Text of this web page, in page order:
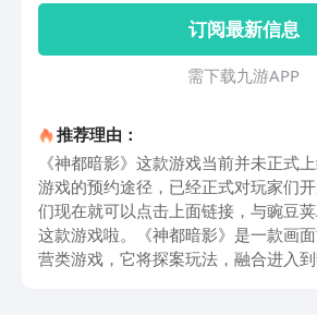
订阅最新信息
需 下 载 九 游 A P P
推荐理由：
《神都暗影》这款游戏当前并未正式
游戏的预约途径，已经正式对玩家们
们现在就可以点击上面链接，与豌豆
这款游戏啦。《神都暗影》是一款画
营类游戏，它将探案玩法，融合进入